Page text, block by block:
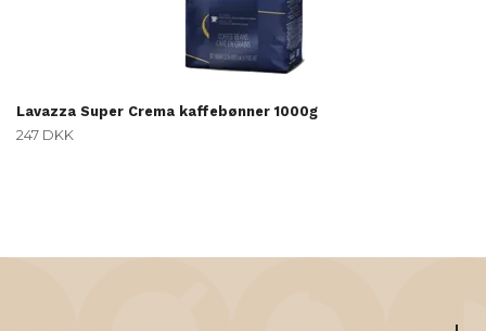
Lavazza Super Crema kaffebønner 1000g
247 DKK